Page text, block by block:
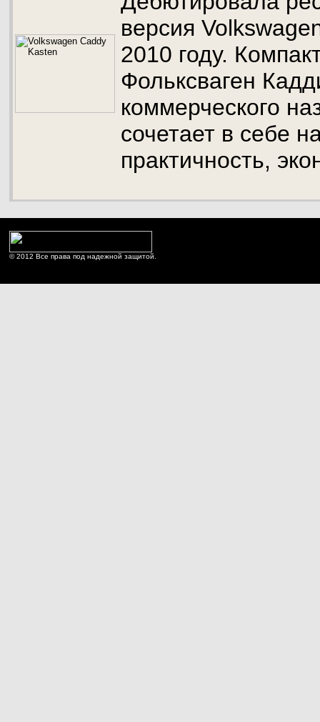
версия
2010 году.
Фольксваген
коммерческого
сочетает в себе
практичность,
© 2012 Все права под надежной защитой.